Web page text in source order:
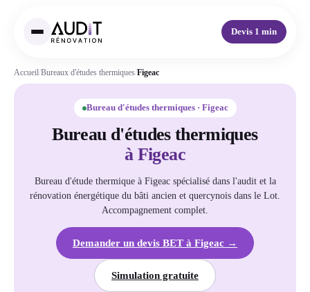
Devis 1 min
Accueil/Bureaux d'études thermiques/Figeac
Bureau d'études thermiques · Figeac
Bureau d'études thermiques
à Figeac
Bureau d'étude thermique à Figeac spécialisé dans l'audit et la
rénovation énergétique du bâti ancien et quercynois dans le Lot.
Accompagnement complet.
Demander un devis BET à Figeac →
Simulation gratuite